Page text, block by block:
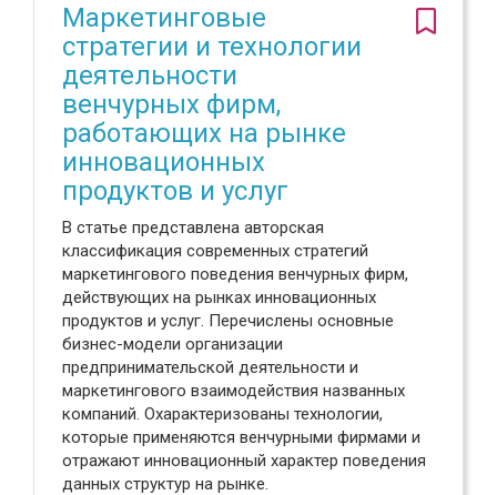
Маркетинговые
стратегии и технологии
деятельности
венчурных фирм,
работающих на рынке
инновационных
продуктов и услуг
В статье представлена авторская
классификация современных стратегий
маркетингового поведения венчурных фирм,
действующих на рынках инновационных
продуктов и услуг. Перечислены основные
бизнес-модели организации
предпринимательской деятельности и
маркетингового взаимодействия названных
компаний. Охарактеризованы технологии,
которые применяются венчурными фирмами и
отражают инновационный характер поведения
данных структур на рынке.